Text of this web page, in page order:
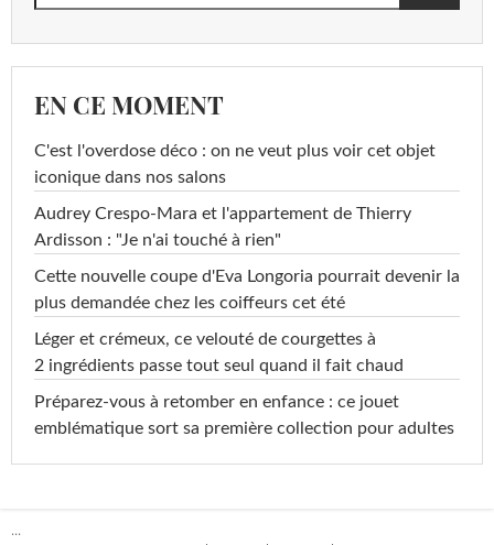
EN CE MOMENT
C'est l'overdose déco : on ne veut plus voir cet objet
iconique dans nos salons
Audrey Crespo-Mara et l'appartement de Thierry
Ardisson : "Je n'ai touché à rien"
Cette nouvelle coupe d'Eva Longoria pourrait devenir la
plus demandée chez les coiffeurs cet été
Léger et crémeux, ce velouté de courgettes à
2 ingrédients passe tout seul quand il fait chaud
Préparez-vous à retomber en enfance : ce jouet
emblématique sort sa première collection pour adultes
...